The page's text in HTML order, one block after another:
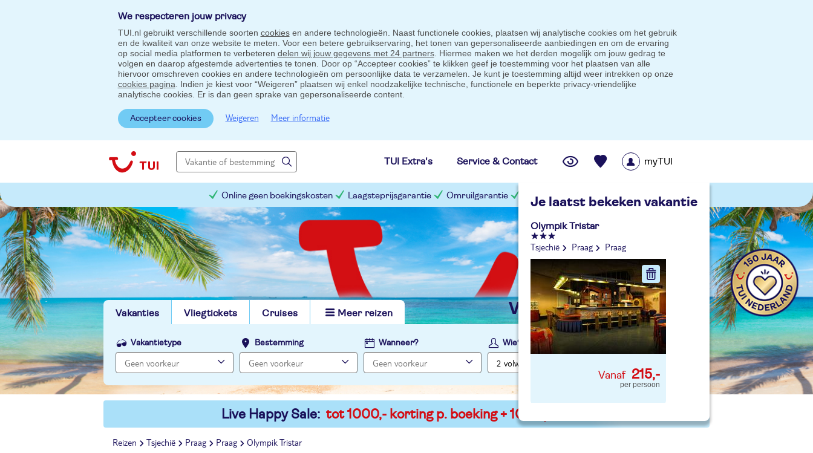
We respecteren jouw privacy
TUI.nl gebruikt verschillende soorten cookiesen andere technologieën. Naast functionele cookies, plaatsen wij analytische cookies om het gebruik
en de kwaliteit van onze website te meten. Voor een betere gebruikservaring, het tonen van gepersonaliseerde aanbiedingen en om de ervaring
op social media platformen te verbeteren delen wij jouw gegevens met 24 partners. Hiermee maken we het derden mogelijk om jouw gedrag te
volgen en daarop afgestemde advertenties te tonen. Door op “Accepteer cookies” te klikken geef je toestemming voor het plaatsen van alle
hiervoor omschreven cookies en andere technologieën om persoonlijke data te verzamelen. Je kunt je toestemming altijd weer intrekken op onze
cookies pagina . Indien je kiest voor “Weigeren” plaatsen wij enkel noodzakelijke technische, functionele en beperkte privacy-vriendelijke
analytische cookies. Er is dan geen sprake van gepersonaliseerde content.
Accepteer cookies Weigeren Meer informatie
TUI Extra's Service & Contact
Je laatst bekeken vakantie
Olympik Tristar
Tsjechië Praag Praag
215,-
per persoon
myTUI
Online geen boekingskosten Laagsteprijsgarantie Omruilgarantie Slimme prijsgarantie
Vakanties Vliegtickets Cruises Meer reizen vind jouw ideale vakantie
Vakantietype Bestemming Wanneer? Wie?
Live Happy Sale: tot 1000,- korting p. boeking + 100,- p. kind
Reizen Tsjechië Praag Praag Olympik Tristar